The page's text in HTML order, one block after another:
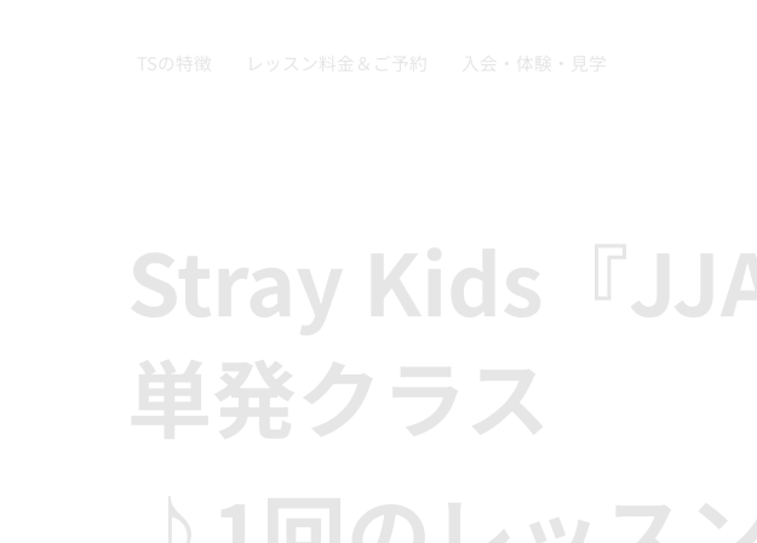
TSの特徴 レッスン料金＆ご予約 入会・体験・見学
Stray Kids『
単発クラス